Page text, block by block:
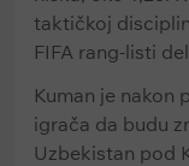
taktičkoj
FIFA rang-listi
Kuman je nakon
igrača da budu
Uzbekistan pod